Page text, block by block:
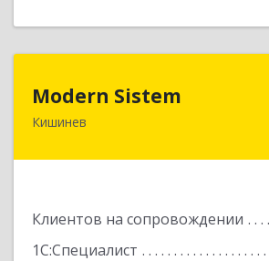
Modern Sistem
Кишинев
Клиентов на сопровождении
1С:Специалист
МОЛДОВА, РЕСПУБЛИКА , MD-